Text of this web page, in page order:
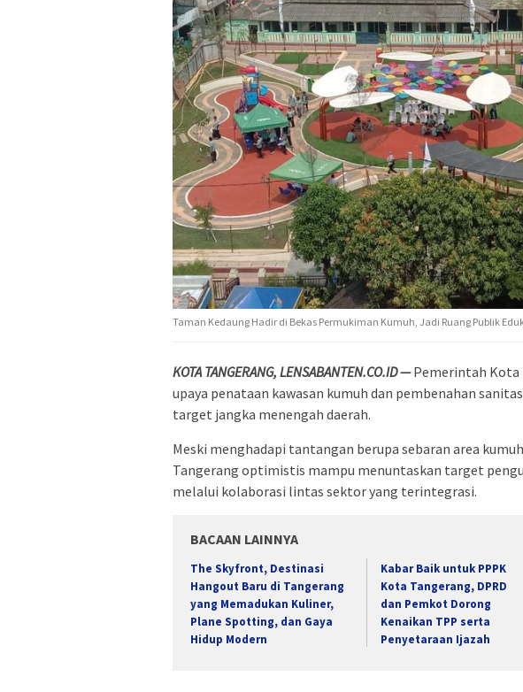
Taman Kedaung Hadir di Bekas Permukiman Kumuh, Jadi Ruang Publik
KOTA TANGERANG, LENSABANTEN.CO.ID — Pemerintah
upaya penataan kawasan kumuh dan pembenahan
target jangka menengah daerah.
Meski menghadapi tantangan berupa sebaran area
Tangerang optimistis mampu menuntaskan target
melalui kolaborasi lintas sektor yang terintegrasi.
BACAAN LAINNYA
The Skyfront, Destinasi
Hangout Baru di Tangerang
yang Memadukan Kuliner,
Plane Spotting, dan Gaya
Hidup Modern
Kabar Baik untuk PPPK
Kota Tangerang, DPRD
dan Pemkot Dorong
Kenaikan TPP serta
Penyetaraan Ijazah